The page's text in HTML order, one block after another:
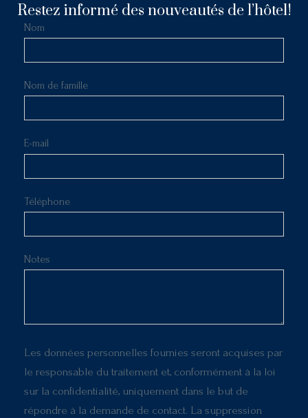
Restez informé des nouveautés de l’hôtel!
Nom
Nom de famille
E-mail
Téléphone
Notes
Les données personnelles fournies seront acquises par
le responsable du traitement et, conformément à la loi
sur la confidentialité, uniquement dans le but de
répondre à la demande de contact. La suppression